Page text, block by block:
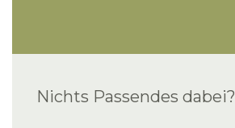
Nichts Passendes dabei?